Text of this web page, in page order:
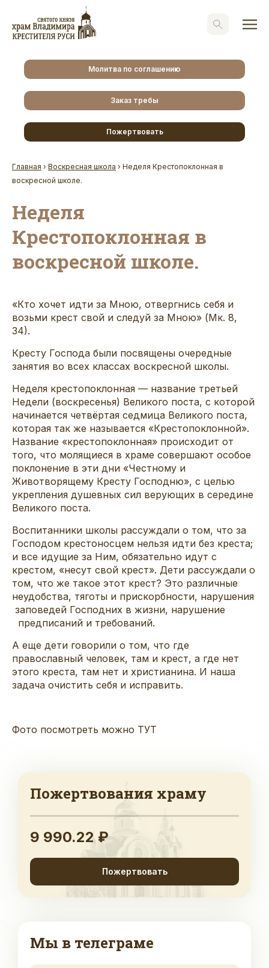
Молитва по соглашению
Заказ требы
Пожертвовать
Главная › Воскресная школа › Неделя Крестопоклонная в
воскресной школе.
Неделя
Крестопоклонная в
воскресной школе.
«Кто хочет идти за Мною, отвергнись себя и
возьми крест свой и следуй за Мною» (Мк. 8,
34).
Кресту Господа были посвящены очередные
занятия во всех классах воскресной школы.
Неделя крестопоклонная — название третьей
Недели (воскресенья) Великого поста, с которой
начинается четвёртая седмица Великого поста,
которая так же называется «Крестопоклонной».
Название «крестопоклонная» происходит от
того, что молящиеся в храме совершают особое
поклонение в эти дни «Честному и
Животворящему Кресту Господню», с целью
укрепления душевных сил верующих в середине
Великого поста.
Воспитанники школы рассуждали о том, что за
Господом крестоносцем нельзя идти без креста;
и все идущие за Ним, обязательно идут с
крестом, «несут свой крест». Дети рассуждали о
том, что же такое этот крест? Это различные
неудобства, тяготы и прискорбности, нарушения
заповедей Господних в жизни, нарушение
предписаний и требований.
А еще дети говорили о том, что где
православный человек, там и крест, а где нет
этого креста, там нет и христианина. И наша
задача очистить себя и исправить.
Фото посмотреть можно ТУТ
Пожертвования храму
9 990.22 ₽
Пожертвовать
Мы в телеграме